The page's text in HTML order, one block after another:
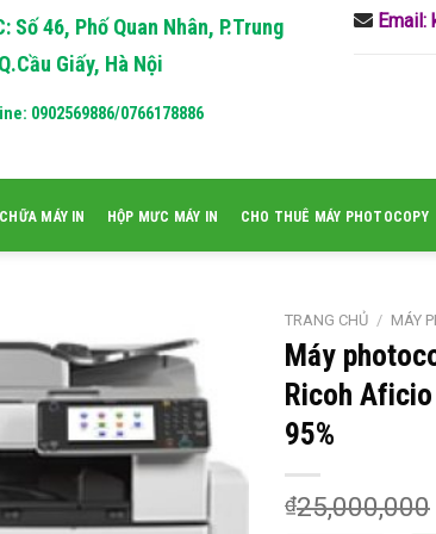
Số 46, Phố Quan Nhân, P.Trung
Giấy, Hà Nội
0902569886/0766178886
Email:
MÁY IN HỘP MƯC MÁY IN CHO THUÊ MÁY PHOTOCOPY
TRANG CHỦ / MÁY
Máy
Ricoh
95%
₫25,000,000